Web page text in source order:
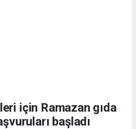
için Ramazan gıda
başladı